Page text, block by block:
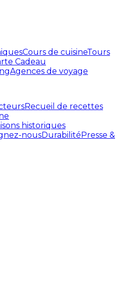
Cours de cuisineTours
Cadeau
Agences de voyage
Recueil de recettes
historiques
nousDurabilitéPresse &